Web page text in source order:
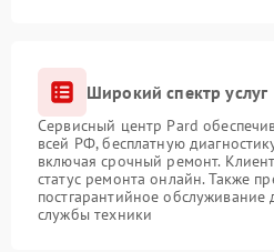
Широкий спектр услуг
Сервисный центр Pard
всей РФ, бесплатную
включая срочный ремонт.
статус ремонта онлайн. Также
постгарантийное обслуживание
службы техники